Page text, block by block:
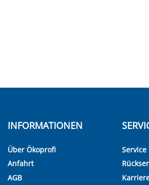
INFORMATIONEN
Über Ökoprofi
Anfahrt
AGB
Service